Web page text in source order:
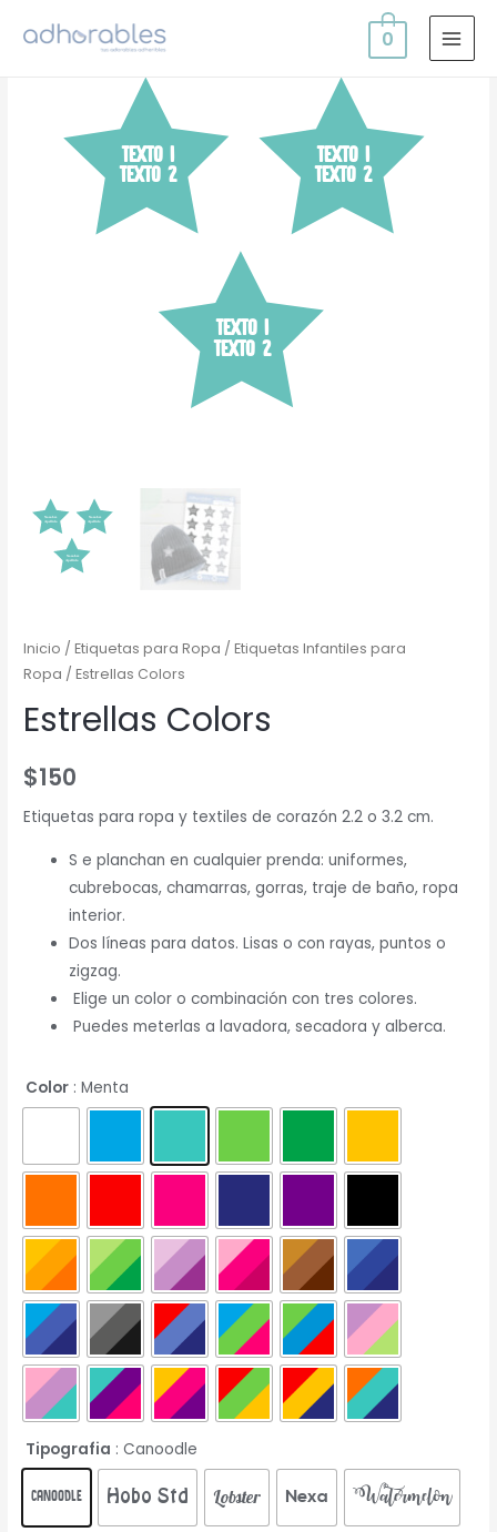
0
Texto 1
Texto 2
Texto 1
Texto 2
Texto 1
Texto 2
Inicio /Etiquetas para Ropa /Etiquetas Infantiles para
Ropa / Estrellas Colors
Estrellas Colors
$150
Etiquetas para ropa y textiles de corazón 2.2 o 3.2 cm.
S e planchan en cualquier prenda: uniformes,
cubrebocas, chamarras, gorras, traje de baño, ropa
interior.
Dos líneas para datos. Lisas o con rayas, puntos o
zigzag.
Elige un color o combinación con tres colores.
Puedes meterlas a lavadora, secadora y alberca.
Color : Menta
Tipografia : Canoodle
Canoodle Hobo Std Lobster Nexa Watermelon